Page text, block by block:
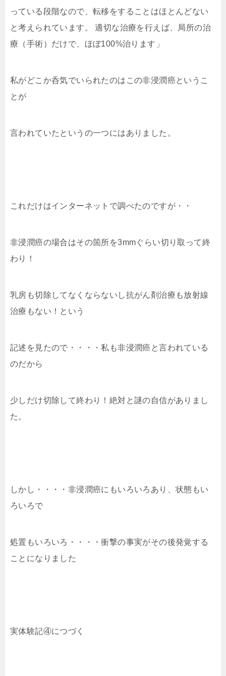
っている段階なので、転移をすることはほとんどない
と考えられています。 適切な治療を行えば、局所の治
療（手術）だけで、ほぼ100%治ります」
私がどこか呑気でいられたのはこの非浸潤癌というこ
とが
言われていたというの一つにはありました。
これだけはインターネットで調べたのですが・・
非浸潤癌の場合はその箇所を3mmぐらい切り取って終
わり！
乳房も切除してなくならないし抗がん剤治療も放射線
治療もない！という
記述を見たので・・・・私も非浸潤癌と言われている
のだから
少しだけ切除して終わり！絶対と謎の自信がありまし
た。
しかし・・・・非浸潤癌にもいろいろあり、状態もい
ろいろで
処置もいろいろ・・・・衝撃の事実がその後発覚する
ことになりました
実体験記④につづく